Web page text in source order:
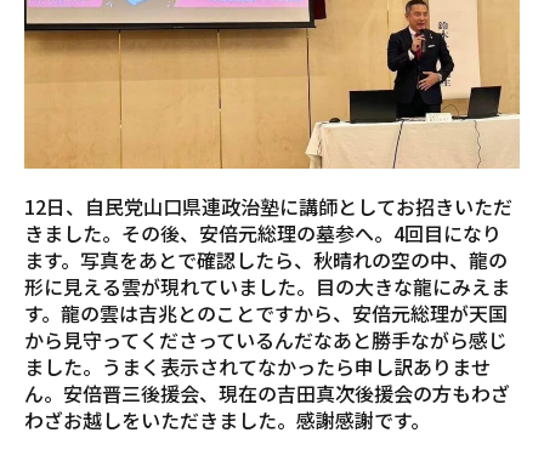
12日、自民党山口県連政治塾に講師としてお招きいただ
きました。その後、安倍元総理の墓参へ。4回目になり
ます。写真をあとで確認したら、秋晴れの空の中、龍の
形に見える雲が現れていました。目の大きな龍にみえま
す。龍の雲は吉兆とのことですから、安倍元総理が天国
から見守ってくださっているんだなあと勝手ながら感じ
ました。うまく表示されてなかったら申し訳ありませ
ん。安倍晋三後援会、現在の吉田真次後援会の方もわざ
わざお越しをいただきました。感謝感謝です。